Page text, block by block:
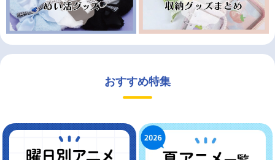
おすすめ特集